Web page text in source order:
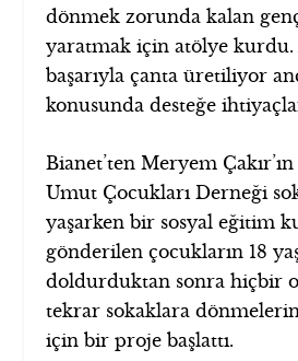
dönmek zorunda kalan
yaratmak için atölye kurdu.
başarıyla çanta üretiliyor
konusunda desteğe
Bianet’ten Meryem
Umut Çocukları Derneği
yaşarken bir sosyal eğitim
gönderilen çocukların 18
doldurduktan sonra hiçbir
tekrar sokaklara
için bir proje başlattı.